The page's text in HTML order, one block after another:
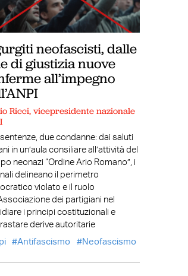
neofascisti, dalle
di giustizia nuove
all’impegno
Ricci, vicepresidente nazionale
due condanne: dai saluti
in un’aula consiliare all’attività del
neonazi “Ordine Ario Romano”, i
delineano il perimetro
violato e il ruolo
dei partigiani nel
i principi costituzionali e
derive autoritarie
Antifascismo Neofascismo